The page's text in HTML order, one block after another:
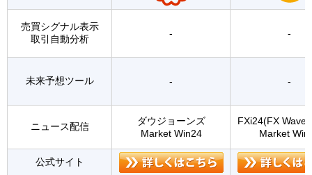
売買シグナル表示
取引自動分析
- -
未来予想ツール - -
ニュース配信
ダウジョーンズ
Market Win24
FXi24(FX Wave
Market
公式サイト